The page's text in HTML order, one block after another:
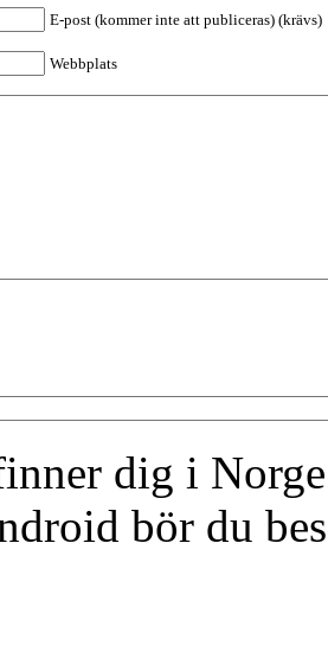
E-post (kommer inte att publiceras) (krävs)
Webbplats
dig i
bör du